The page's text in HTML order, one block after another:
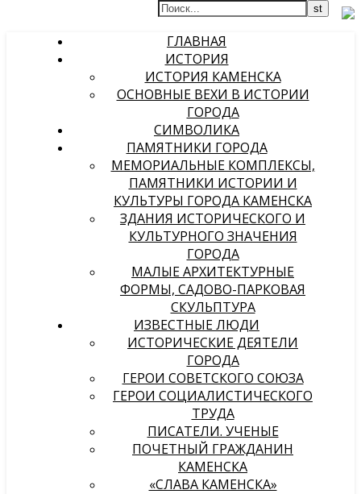
ГЛАВНАЯ
ИСТОРИЯ
ИСТОРИЯ КАМЕНСКА
ОСНОВНЫЕ ВЕХИ В ИСТОРИИ
ГОРОДА
СИМВОЛИКА
ПАМЯТНИКИ ГОРОДА
МЕМОРИАЛЬНЫЕ КОМПЛЕКСЫ,
ПАМЯТНИКИ ИСТОРИИ И
КУЛЬТУРЫ ГОРОДА КАМЕНСКА
ЗДАНИЯ ИСТОРИЧЕСКОГО И
КУЛЬТУРНОГО ЗНАЧЕНИЯ
ГОРОДА
МАЛЫЕ АРХИТЕКТУРНЫЕ
ФОРМЫ, САДОВО-ПАРКОВАЯ
СКУЛЬПТУРА
ИЗВЕСТНЫЕ ЛЮДИ
ИСТОРИЧЕСКИЕ ДЕЯТЕЛИ
ГОРОДА
ГЕРОИ СОВЕТСКОГО СОЮЗА
ГЕРОИ СОЦИАЛИСТИЧЕСКОГО
ТРУДА
ПИСАТЕЛИ. УЧЕНЫЕ
ПОЧЕТНЫЙ ГРАЖДАНИН
КАМЕНСКА
«СЛАВА КАМЕНСКА»